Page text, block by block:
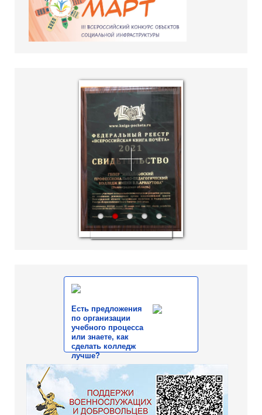
1 2 3 4 5
hislider.com
Есть предложения
по организации
учебного процесса
или знаете, как
сделать колледж
лучше?